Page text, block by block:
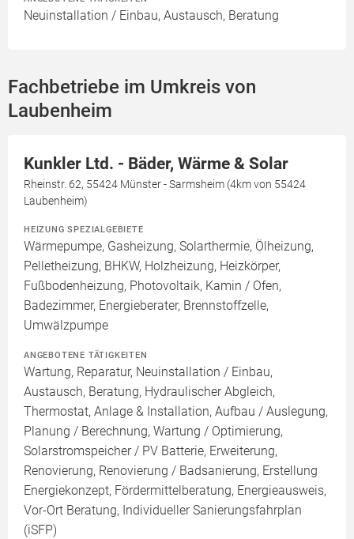
Neuinstallation / Einbau, Austausch, Beratung
Fachbetriebe im Umkreis von
Laubenheim
Kunkler Ltd. - Bäder, Wärme & Solar
Rheinstr. 62, 55424 Münster - Sarmsheim (4km von 55424
Laubenheim)
HEIZUNG SPEZIALGEBIETE
Wärmepumpe, Gasheizung, Solarthermie, Ölheizung,
Pelletheizung, BHKW, Holzheizung, Heizkörper,
Fußbodenheizung, Photovoltaik, Kamin / Ofen,
Badezimmer, Energieberater, Brennstoffzelle,
Umwälzpumpe
ANGEBOTENE TÄTIGKEITEN
Wartung, Reparatur, Neuinstallation / Einbau,
Austausch, Beratung, Hydraulischer Abgleich,
Thermostat, Anlage & Installation, Aufbau / Auslegung,
Planung / Berechnung, Wartung / Optimierung,
Solarstromspeicher / PV Batterie, Erweiterung,
Renovierung, Renovierung / Badsanierung, Erstellung
Energiekonzept, Fördermittelberatung, Energieausweis,
Vor-Ort Beratung, Individueller Sanierungsfahrplan
(iSFP)